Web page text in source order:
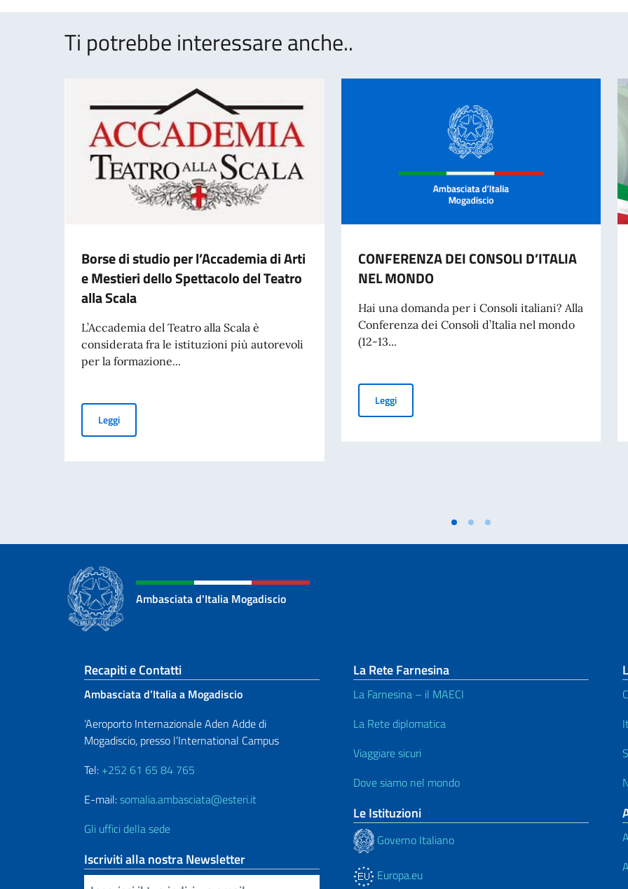
Ti potrebbe interessare anche..
Borse di studio per l’Accademia di Arti
e Mestieri dello Spettacolo del Teatro
alla Scala
L’Accademia del Teatro alla Scala è
considerata fra le istituzioni più autorevoli
per la formazione...
LeggiBorse di studio per l’Accademia di Arti e Mestieri dello Spettacolo del Teatro alla Scala
CONFERENZA DEI CONSOLI D’ITALIA
NEL MONDO
Hai una domanda per i Consoli italiani? Alla
Conferenza dei Consoli d’Italia nel mondo
(12-13...
LeggiCONFERENZA DEI CONSOLI D’ITALIA NEL MONDO
Ambasciata d'Italia Mogadiscio
Sezione footer
Recapiti e Contatti
Ambasciata d’Italia a Mogadiscio
‘Aeroporto Internazionale Aden Adde di
Mogadiscio, presso l’International Campus
Tel: +252 61 65 84 765
E-mail:somalia.ambasciata@esteri.it
Gli uffici della sede
Iscriviti alla nostra Newsletter
La Rete Farnesina
La Farnesina – il MAECI
La Rete diplomatica
Viaggiare sicuri
Dove siamo nel mondo
Le Istituzioni
Governo Italiano
Europa.eu